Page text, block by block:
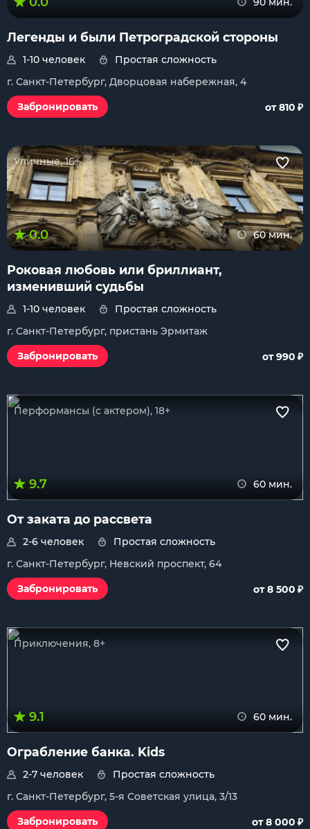
Легенды и были Петроградской стороны
1-10 человек
Простая сложность
г. Санкт-Петербург, Дворцовая набережная, 4
Забронировать
от 810 ₽
Уличные, 16+
0.0 60 мин.
Роковая любовь или бриллиант,
изменивший судьбы
1-10 человек
Простая сложность
г. Санкт-Петербург, пристань Эрмитаж
Забронировать
от 990 ₽
Перформансы (с актером), 18+
9.7 60 мин.
От заката до рассвета
2-6 человек
Простая сложность
г. Санкт-Петербург, Невский проспект, 64
Забронировать
от 8 500 ₽
Приключения, 8+
9.1 60 мин.
Ограбление банка. Kids
2-7 человек
Простая сложность
г. Санкт-Петербург, 5-я Советская улица, 3/13
Забронировать
от 8 000 ₽